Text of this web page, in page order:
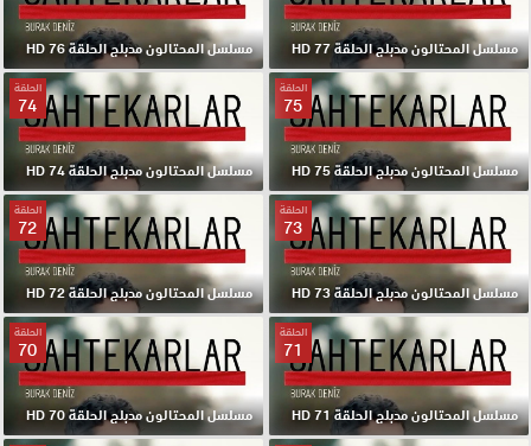
مسلسل المحتالون مدبلج الحلقة 77 HD مسلسل المحتالون مدبلج الحلقة 76 HD
الحلقة
75
مسلسل المحتالون مدبلج الحلقة 75 HD
الحلقة
74
مسلسل المحتالون مدبلج الحلقة 74 HD
الحلقة
73
مسلسل المحتالون مدبلج الحلقة 73 HD
الحلقة
72
مسلسل المحتالون مدبلج الحلقة 72 HD
الحلقة
71
مسلسل المحتالون مدبلج الحلقة 71 HD
الحلقة
70
مسلسل المحتالون مدبلج الحلقة 70 HD